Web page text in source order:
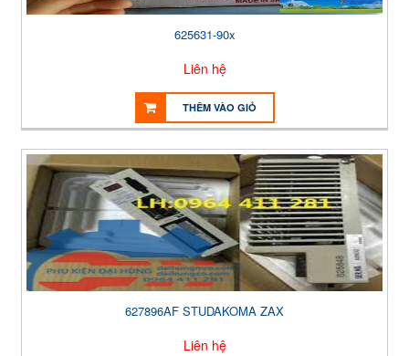
625631-90x
Liên hệ
THÊM VÀO GIỎ
627896AF STUDAKOMA ZAX
Liên hệ